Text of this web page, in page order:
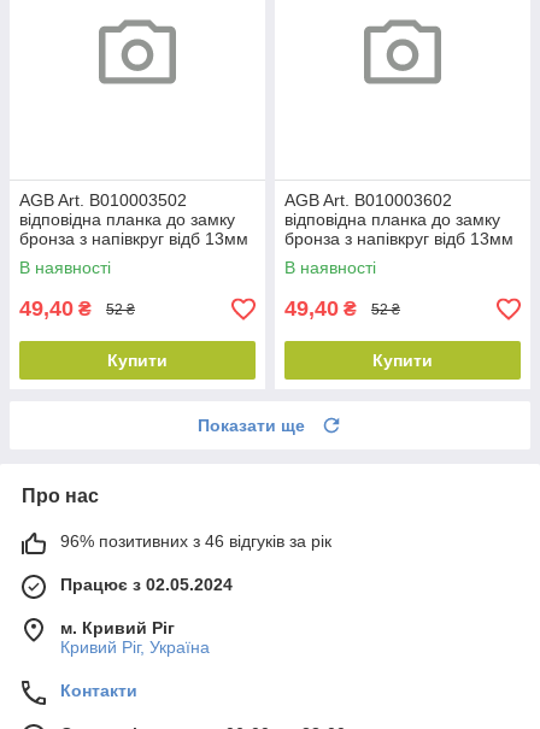
AGB Art. B010003502
відповідна планка до замку
бронза з напівкруг відб 13мм
пр DX
В наявності
49,40 ₴ 52 ₴
Купити
AGB Art. B010003602
відповідна планка до замку
бронза з напівкруг відб 13мм
лів SX
В наявності
49,40 ₴ 52 ₴
Купити
Показати ще
Про нас
96% позитивних з 46 відгуків за рік
Працює з 02.05.2024
м. Кривий Ріг
Кривий Ріг, Україна
Контакти